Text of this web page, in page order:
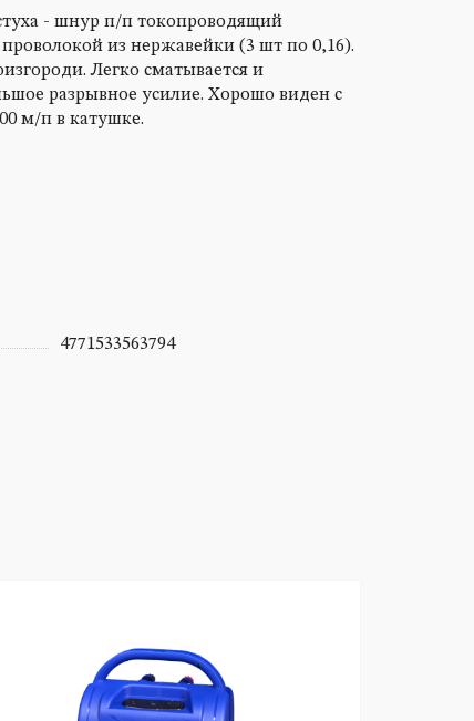
- шнур п/п токопроводящий
из нержавейки (3 шт по 0,16).
Легко сматывается и
разрывное усилие. Хорошо виден с
м/п в катушке.
4771533563794